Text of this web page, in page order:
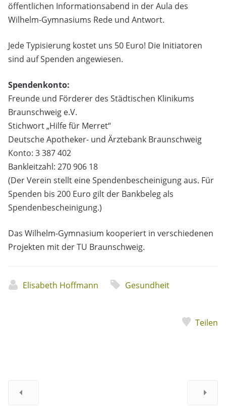
öffentlichen Informationsabend in der Aula des
Wilhelm-Gymnasiums Rede und Antwort.
Jede Typisierung kostet uns 50 Euro! Die Initiatoren
sind auf Spenden angewiesen.
Spendenkonto:
Freunde und Förderer des Städtischen Klinikums
Braunschweig e.V.
Stichwort „Hilfe für Merret“
Deutsche Apotheker- und Ärztebank Braunschweig
Konto: 3 387 402
Bankleitzahl: 270 906 18
(Der Verein stellt eine Spendenbescheinigung aus. Für
Spenden bis 200 Euro gilt der Bankbeleg als
Spendenbescheinigung.)
Das Wilhelm-Gymnasium kooperiert in verschiedenen
Projekten mit der TU Braunschweig.
Elisabeth Hoffmann Gesundheit
Teilen